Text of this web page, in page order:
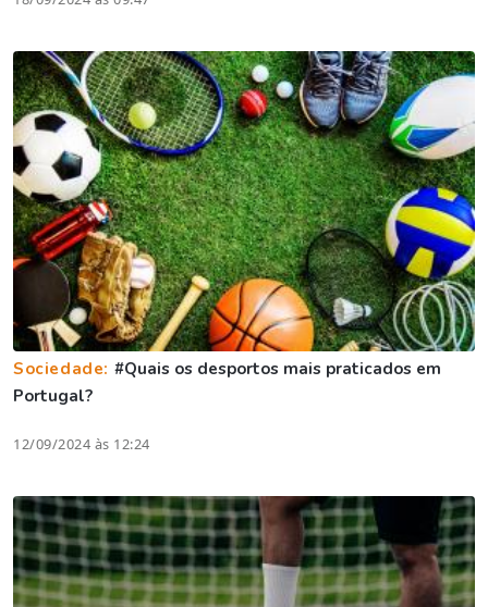
Sociedade: #Quais os desportos mais praticados em
Portugal?
12/09/2024 às 12:24